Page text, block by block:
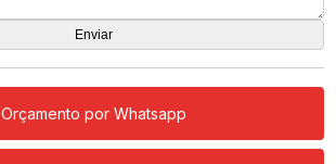
Orçamento por Whatsapp